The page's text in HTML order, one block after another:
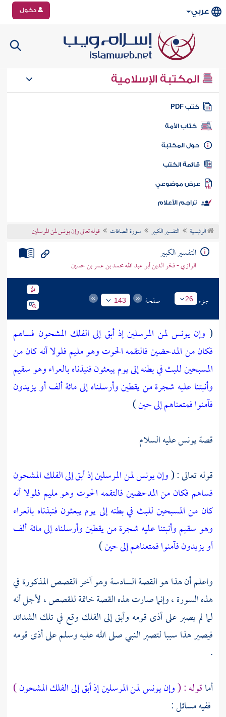
عربي دخول
المكتبة الإسلامية
كتب PDF
كتاب الأمة
المكتبة
الكتب
موضوعي
تراجم الأعلام
الرئيسية التفسير الكبير سورة الصافات قوله تعالى وإن يونس لمن المرسلين
التفسير الكبير
الرازي - فخر الدين أبو عبد الله محمد بن عمر بن حسين
جزء 26 صفحة 143
( وإن يونس لمن المرسلينإذ أبق إلى الفلك المشحون فساهم
فكان من المدحضينفالتقمه الحوت وهو مليمفلولا أنه كان من
المسبحينللبث في بطنه إلى يوم يبعثونفنبذناه بالعراء وهو سقيم
وأنبتنا عليه شجرة من يقطينوأرسلناه إلى مائة ألف أو يزيدون
فآمنوا فمتعناهم إلى حين)
قصةيونسعليه السلام
قوله تعالى : (وإن يونس لمن المرسلينإذ أبق إلى الفلك المشحون
فساهم فكان من المدحضينفالتقمه الحوت وهو مليم فلولا أنه
كان من المسبحينللبث في بطنه إلى يوم يبعثون فنبذناه بالعراء
وهو سقيموأنبتنا عليه شجرة من يقطينوأرسلناه إلى مائة ألف
أو يزيدونفآمنوا فمتعناهم إلى حين)
واعلم أن هذا هو القصة السادسة وهو آخر القصص المذكورة في
هذه السورة ، وإنما صارت هذه القصة خاتمة للقصص ، لأجل أنه
لما لم يصبر على أذى قومه وأبق إلى الفلك وقع في تلك الشدائد
فيصير هذا سببا لتصبر النبي صلى الله عليه وسلم على أذى قومه
.
أماقوله : (وإن يونس لمن المرسلينإذ أبق إلى الفلك المشحون)
ففيه مسائل :